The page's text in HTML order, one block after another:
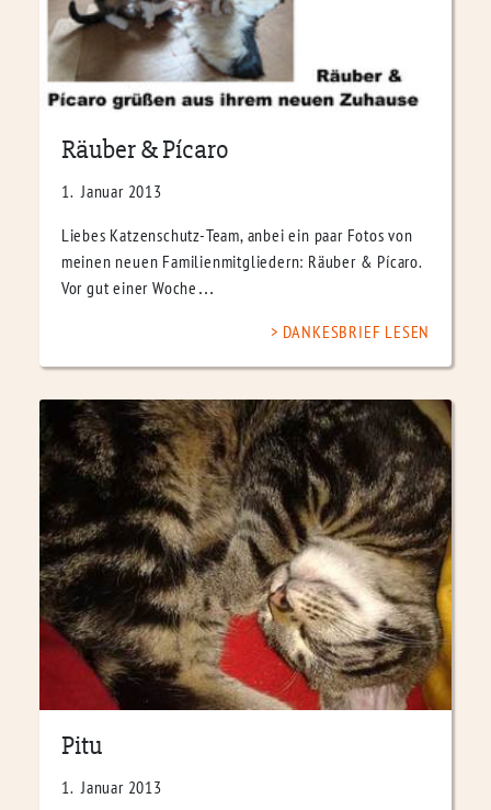
Räuber & Pícaro
1. Januar 2013
Liebes Katzenschutz-Team, anbei ein paar Fotos von
meinen neuen Familienmitgliedern: Räuber & Pícaro.
Vor gut einer Woche…
DANKESBRIEF LESEN
Pitu
1. Januar 2013